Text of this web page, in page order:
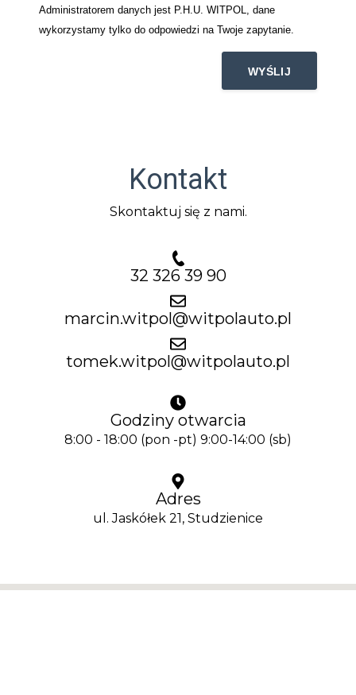
Administratorem danych jest P.H.U. WITPOL, dane
wykorzystamy tylko do odpowiedzi na Twoje zapytanie.
Kontakt
Skontaktuj się z nami.
32 326 39 90
marcin.witpol@witpolauto.pl
tomek.witpol@witpolauto.pl
Godziny otwarcia
8:00 - 18:00 (pon -pt) 9:00-14:00 (sb)
Adres
ul. Jaskółek 21, Studzienice